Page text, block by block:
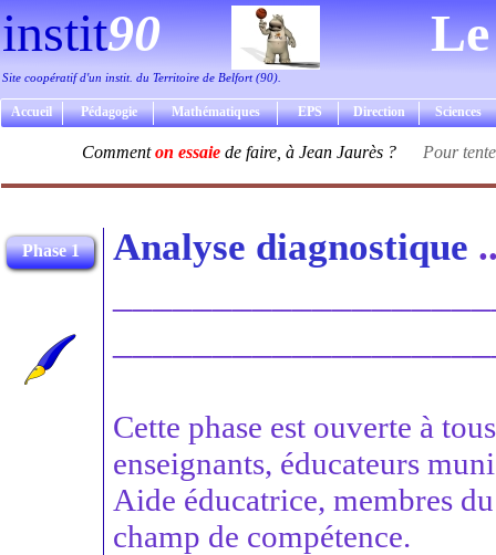
Commenton essaie de faire, à Jean Jaurès ? Pour
Site coopératif d'un instit. du Territoire de Belfort (90).
Phase 1
instit90
Analyse diagnostique
Cette phase est ouverte à
enseignants, éducateurs
Aide éducatrice, membres
champ de compétence.
Accueil Pédagogie Mathématiques EPS Direction Sciences